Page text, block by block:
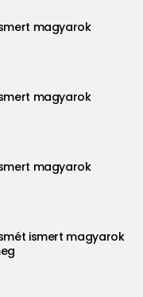
magyarok
magyarok
magyarok
ismert magyarok